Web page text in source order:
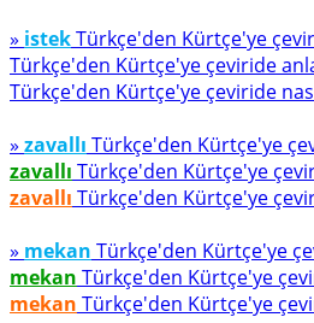
» istekTürkçe'den Kürtçe'ye
Türkçe'den Kürtçe'ye çeviride
Türkçe'den Kürtçe'ye çeviride
» zavallı Türkçe'den Kürtçe'ye
zavallı Türkçe'den Kürtçe'ye
zavallı Türkçe'den Kürtçe'ye
» mekan Türkçe'den Kürtçe'ye
mekan Türkçe'den Kürtçe'ye
mekan Türkçe'den Kürtçe'ye